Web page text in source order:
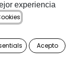
experiencia
Acepto